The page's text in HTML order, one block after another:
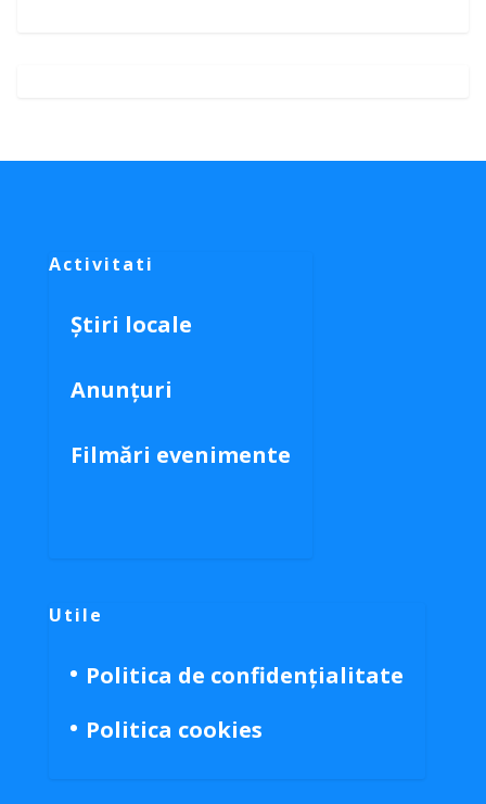
Activitati
Știri locale
Anunțuri
Filmări evenimente
Utile
Politica de confidențialitate
Politica cookies